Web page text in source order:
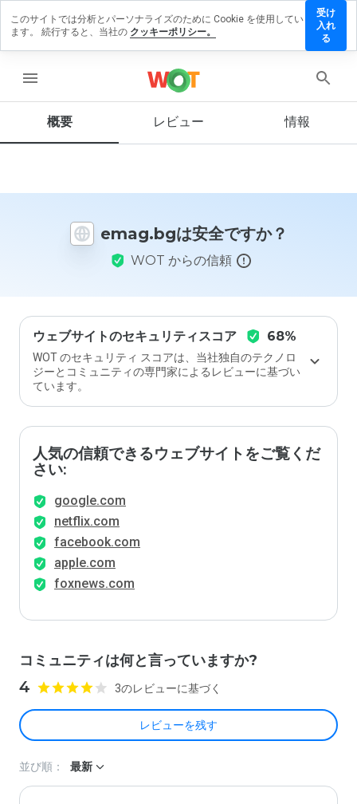
menu
概要 レビュー 情報
emag.bgは安全ですか？
WOT からの信頼
ウェブサイトのセキュリティスコア 68%
WOT のセキュリティ スコアは、当社独自のテクノロ
ジーとコミュニティの専門家によるレビューに基づい
ています。
人気の信頼できるウェブサイトをご覧くだ
さい:
google.com
netflix.com
facebook.com
apple.com
foxnews.com
コミュニティは何と言っていますか?
4 3のレビューに基づく
レビューを残す
レビ
ーを
ブサ
に評
価し
ます
か？
並び順： 最新
このサイトでは分析とパーソナライズのために Cookie を使用してい
ます。 続行すると、当社の クッキーポリシー。
受け
入れ
る